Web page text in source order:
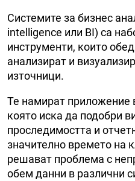
Системите за бизнес
intelligence или BI) са
инструменти, които
анализират и
източници.
Те намират приложение
която иска да подобри
проследимостта и
значително времето на
решават проблема с
обем данни в различни